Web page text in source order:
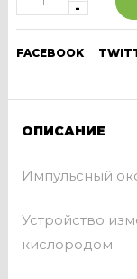
FACEBOOK
ОПИСАНИЕ
Импульсный
Устройство
кислородом